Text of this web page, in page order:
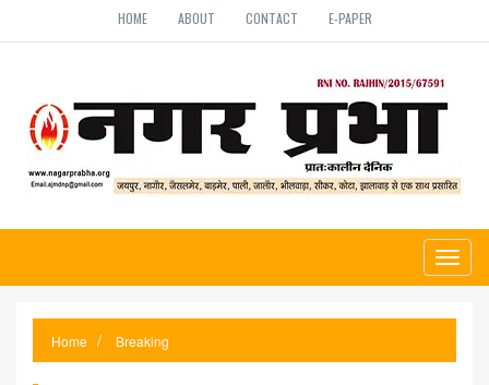
HOME ABOUT CONTACT E-PAPER
Home Breaking